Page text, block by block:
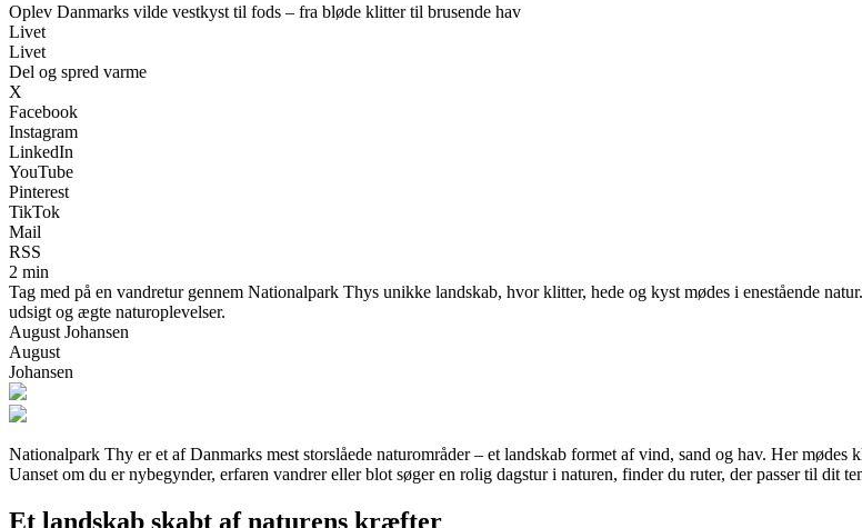
Oplev Danmarks vilde vestkyst til fods – fra bløde klitter til brusende hav
Livet
Livet
Del og spred varme
X
Facebook
Instagram
LinkedIn
YouTube
Pinterest
TikTok
Mail
RSS
2 min
Tag med på en vandretur gennem Nationalpark Thys unikke landskab, hvor klitter, hede og kyst mødes i enestående
udsigt og ægte naturoplevelser.
August Johansen
August
Johansen
Nationalpark Thy er et af Danmarks mest storslåede naturområder – et landskab formet af vind, sand og hav. Her
Uanset om du er nybegynder, erfaren vandrer eller blot søger en rolig dagstur i naturen, finder du ruter, der passer til dit
Et landskab skabt af naturens kræfter